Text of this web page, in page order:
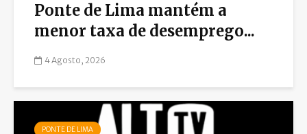
Ponte de Lima mantém a
menor taxa de desemprego...
4 Agosto, 2026
PONTE DE LIMA